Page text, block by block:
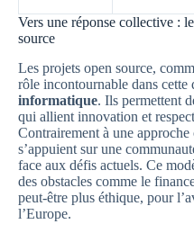
Vers une réponse collective :
source
Les projets open source,
rôle incontournable dans cette
informatique. Ils permettent
qui allient innovation et
Contrairement à une
s’appuient sur une
face aux défis actuels. Ce
des obstacles comme le
peut-être plus éthique, pour
l’Europe.